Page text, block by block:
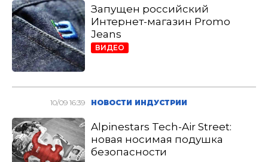
Запущен российский
Интернет-магазин Promo
Jeans
ВИДЕО
10/09 16:39 НОВОСТИ ИНДУСТРИИ
Alpinestars Tech-Air Street:
новая носимая подушка
безопасности